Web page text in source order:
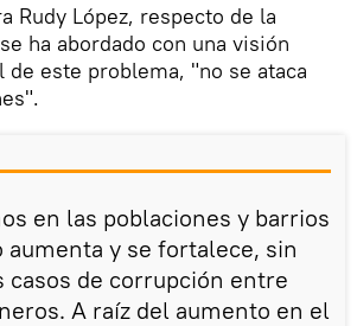
Rudy López, respecto de la
ha abordado con una visión
este problema, "no se ataca
en las poblaciones y barrios
aumenta y se fortalece, sin
casos de corrupción entre
A raíz del aumento en el